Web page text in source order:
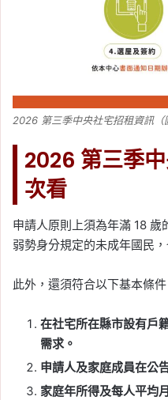
2026 第三季中央社宅招租資訊（
2026 第三季
次看
申請人原則上須為年滿 18
弱勢身分規定的未成年國民
此外，還須符合以下基本條件
在社宅所在縣市設有戶
需求。
申請人及家庭成員在公
家庭年所得及每人平均